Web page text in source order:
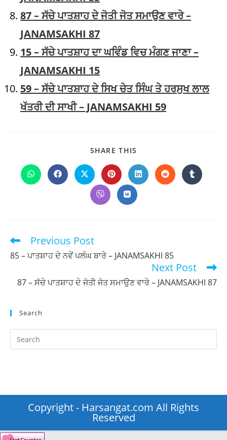
87 – ਸੱਚੇ ਪਾਤਸ਼ਾਹ ਦੇ ਜੋਤੀ ਜੋਤ ਸਮਾਉਣ ਵਾਰੇ –
JANAMSAKHI 87
15 – ਸੱਚੇ ਪਾਤਸ਼ਾਹ ਦਾ ਘਵਿੰਡ ਵਿਚ ਮੰਗਣ ਜਾਣਾ –
JANAMSAKHI 15
59 – ਸੱਚੇ ਪਾਤਸ਼ਾਹ ਦੇ ਸਿਖ ਚੇਤ ਸਿੰਘ ਤੇ ਹਰਸੁਖ ਲਾਲ
ਖੱਤਰੀ ਦੀ ਸਾਖੀ – JANAMSAKHI 59
SHARE THIS
CONTENT
Opens
in
Opens
in
Opens
in
new
window
Opens
in
new
window
Opens
in
Opens
in
Opens
in
Opens
in
Opens
in
Read
articles
Previous Post
85 – ਪਾਤਸ਼ਾਹ ਦੇ ਨਵੇਂ ਪਲੰਘ ਬਾਰੇ – JANAMSAKHI 85
Next Post
87 – ਸੱਚੇ ਪਾਤਸ਼ਾਹ ਦੇ ਜੋਤੀ ਜੋਤ ਸਮਾਉਣ ਵਾਰੇ – JANAMSAKHI 87
Search
Copyright - Harsangat.com All Rights
Reserved